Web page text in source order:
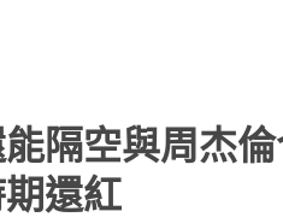
能隔空與周杰
還紅